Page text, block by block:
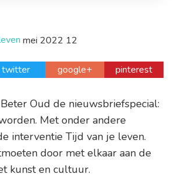
mei 2022 12
twitter google+ pinterest
Oud de nieuwsbriefspecial:
Met onder andere
interventie Tijd van je leven.
door met elkaar aan de
kunst en cultuur.